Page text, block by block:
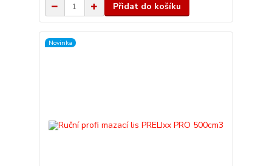
Přidat do košíku
Novinka